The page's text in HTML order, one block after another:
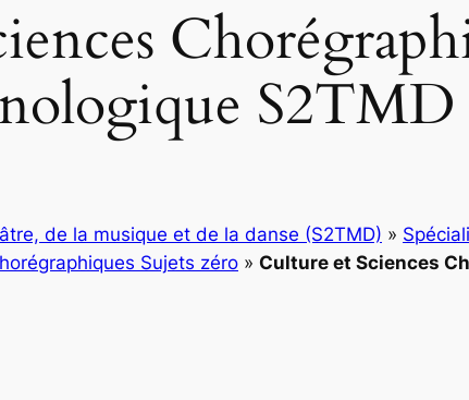
S2TMD
de la musique et de la danse (S2TMD) »
Sujets zéro » Culture et Sciences